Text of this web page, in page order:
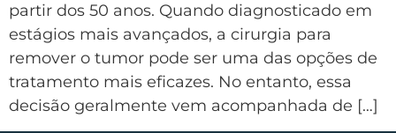
partir dos 50 anos. Quando diagnosticado em
estágios mais avançados, a cirurgia para
remover o tumor pode ser uma das opções de
tratamento mais eficazes. No entanto, essa
decisão geralmente vem acompanhada de […]